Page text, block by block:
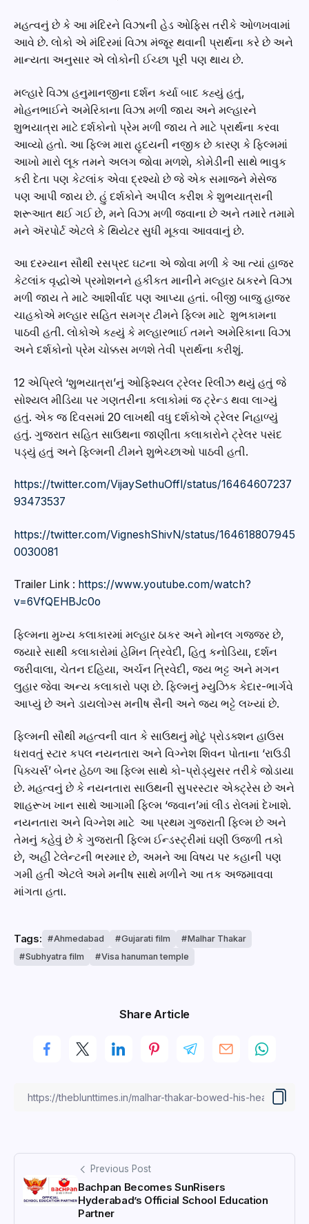
મહત્વનું છે કે આ મંદિરને વિઝાની હેડ ઓફિસ તરીકે ઓળખવામાં
આવે છે. લોકો એ મંદિરમાં વિઝા મંજૂર થવાની પ્રાર્થના કરે છે અને
માન્યતા અનુસાર એ લોકોની ઈચ્છા પૂરી પણ થાય છે.
મલ્હારે વિઝા હનુમાનજીના દર્શન કર્યા બાદ કહ્યું હતું,
મોહનભાઈને અમેરિકાના વિઝા મળી જાય અને મલ્હારને
શુભયાત્રા માટે દર્શકોનો પ્રેમ મળી જાય તે માટે પ્રાર્થના કરવા
આવ્યો હતો. આ ફિલ્મ મારા હૃદયની નજીક છે કારણ કે ફિલ્મમાં
આખો મારો લૂક તમને અલગ જોવા મળશે, કોમેડીની સાથે ભાવુક
કરી દેતા પણ કેટલાંક એવા દ્રશ્યો છે જે એક સમાજને મેસેજ
પણ આપી જાય છે. હું દર્શકોને અપીલ કરીશ કે શુભયાત્રાની
શરૂઆત થઈ ગઈ છે, મને વિઝા મળી જવાના છે અને તમારે તમામે
મને ઍરપોર્ટ એટલે કે થિયેટર સુધી મૂકવા આવવાનું છે.
આ દરમ્યાન સૌથી રસપ્રદ ઘટના એ જોવા મળી કે આ ત્યાં હાજર
કેટલાંક વૃદ્ધોએ પ્રમોશનને હકીકત માનીને મલ્હાર ઠાકરને વિઝા
મળી જાય તે માટે આશીર્વાદ પણ આપ્યા હતાં. બીજી બાજુ હાજર
ચાહકોએ મલ્હાર સહિત સમગ્ર ટીમને ફિલ્મ માટે શુભકામના
પાઠવી હતી. લોકોએ કહ્યું કે મલ્હારભાઈ તમને અમેરિકાના વિઝા
અને દર્શકોનો પ્રેમ ચોક્કસ મળશે તેવી પ્રાર્થના કરીશું.
12 એપ્રિલે ‘શુભયાત્રા’નું ઓફિશ્યલ ટ્રેલર રિલીઝ થયું હતું જે
સોશ્યલ મીડિયા પર ગણતરીના કલાકોમાં જ ટ્રેન્ડ થવા લાગ્યું
હતું. એક જ દિવસમાં 20 લાખથી વધુ દર્શકોએ ટ્રેલર નિહાળ્યું
હતું. ગુજરાત સહિત સાઉથના જાણીતા કલાકારોને ટ્રેલર પસંદ
પડ્યું હતું અને ફિલ્મની ટીમને શુભેચ્છાઓ પાઠવી હતી.
https://twitter.com/VijaySethuOffl/status/16464607237
93473537
https://twitter.com/VigneshShivN/status/164618807945
0030081
Trailer Link : https://www.youtube.com/watch?
v=6VfQEHBJc0o
ફિલ્મના મુખ્ય કલાકારમાં મલ્હાર ઠાકર અને મોનલ ગજ્જર છે,
જ્યારે સાથી કલાકારોમાં હેમિન ત્રિવેદી, હિતુ કનોડિયા, દર્શન
જરીવાલા, ચેતન દહિયા, અર્ચન ત્રિવેદી, જય ભટ્ટ અને મગન
લુહાર જેવા અન્ય કલાકારો પણ છે. ફિલ્મનું મ્યુઝિક કેદાર-ભાર્ગવે
આપ્યું છે અને ડાયલોગ્સ મનીષ સૈની અને જય ભટ્ટે લખ્યાં છે.
ફિલ્મની સૌથી મહત્વની વાત કે સાઉથનું મોટું પ્રોડક્શન હાઉસ
ધરાવતું સ્ટાર કપલ નયનતારા અને વિગ્નેશ શિવન પોતાના ‘રાઉડી
પિક્ચર્સ’ બેનર હેઠળ આ ફિલ્મ સાથે કો-પ્રોડ્યુસર તરીકે જોડાયા
છે. મહત્વનું છે કે નયનતારા સાઉથની સુપરસ્ટાર એક્ટ્રેસ છે અને
શાહરૂખ ખાન સાથે આગામી ફિલ્મ ‘જવાન’માં લીડ રોલમાં દેખાશે.
નયનતારા અને વિગ્નેશ માટે આ પ્રથમ ગુજરાતી ફિલ્મ છે અને
તેમનું કહેવું છે કે ગુજરાતી ફિલ્મ ઈન્ડસ્ટ્રીમાં ઘણી ઉજળી તકો
છે, અહીં ટેલેન્ટની ભરમાર છે, અમને આ વિષય પર કહાની પણ
ગમી હતી એટલે અમે મનીષ સાથે મળીને આ તક અજમાવવા
માંગતા હતા.
Tags: Ahmedabad Gujarati film
Malhar Thakar
Subhyatra film
Visa hanuman temple
Share Article
Previous Post
Bachpan Becomes SunRisers
Hyderabad’s Official School Education
Partner